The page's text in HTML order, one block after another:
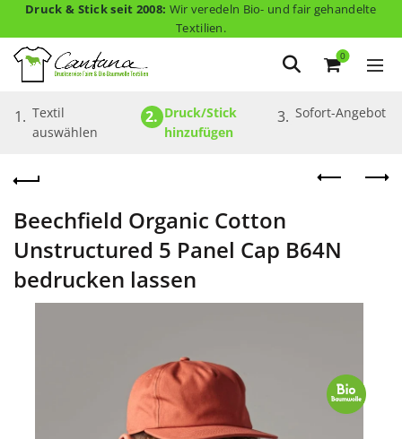
Druck & Stick seit 2008: Wir veredeln Bio- und fair gehandelte
Textilien.
0
1. Textil
auswählen
2. Druck/Stick
hinzufügen
3. Sofort-Angebot
Beechfield Organic Cotton
Unstructured 5 Panel Cap B64N
bedrucken lassen